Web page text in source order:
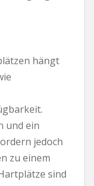
hängt
und ein
jedoch
zu einem
sind